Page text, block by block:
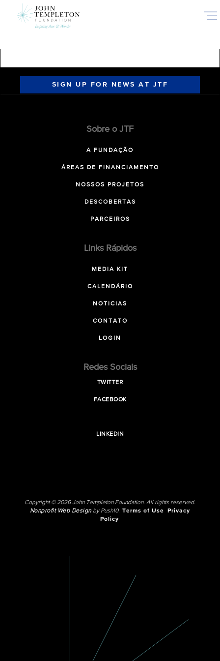
SIGN UP FOR NEWS AT JTF
Sobre o JTF
A FUNDAÇÃO
ÁREAS DE FINANCIAMENTO
NOSSOS PROJETOS
DESCOBERTAS
PARCEIROS
Links Rápidos
MEDIA KIT
CALENDÁRIO
NOTICIAS
CONTATO
LOGIN
Redes Sociais
TWITTER
FACEBOOK
LINKEDIN
Copyright © 2026 John Templeton Foundation. All rights reserved.
Nonprofit Web Designby Push10. Terms of Use
Privacy
Policy